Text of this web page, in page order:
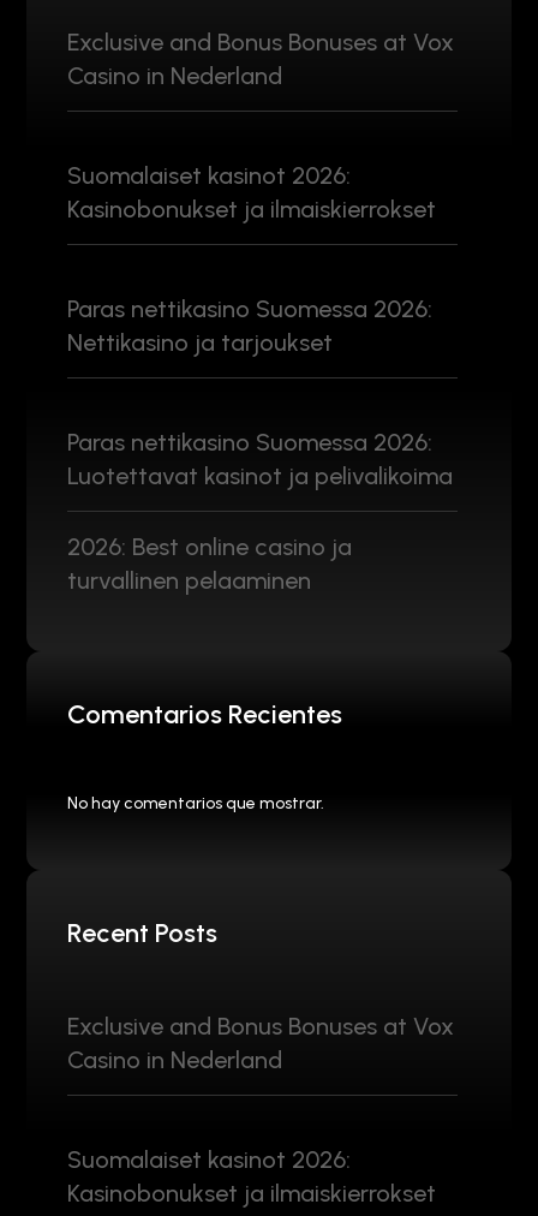
Exclusive and Bonus Bonuses at Vox
Casino in Nederland
Suomalaiset kasinot 2026:
Kasinobonukset ja ilmaiskierrokset
Paras nettikasino Suomessa 2026:
Nettikasino ja tarjoukset
Paras nettikasino Suomessa 2026:
Luotettavat kasinot ja pelivalikoima
2026: Best online casino ja
turvallinen pelaaminen
Comentarios Recientes
No hay comentarios que mostrar.
Recent Posts
Exclusive and Bonus Bonuses at Vox
Casino in Nederland
Suomalaiset kasinot 2026:
Kasinobonukset ja ilmaiskierrokset